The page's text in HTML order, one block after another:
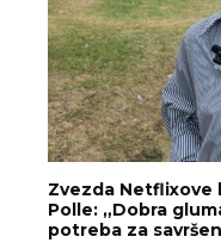
Zvezda Netflixove
Polle: „Dobra
potreba za